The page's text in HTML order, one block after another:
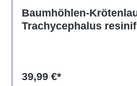
Baumhöhlen-
Trachycephalus
39,99 €*